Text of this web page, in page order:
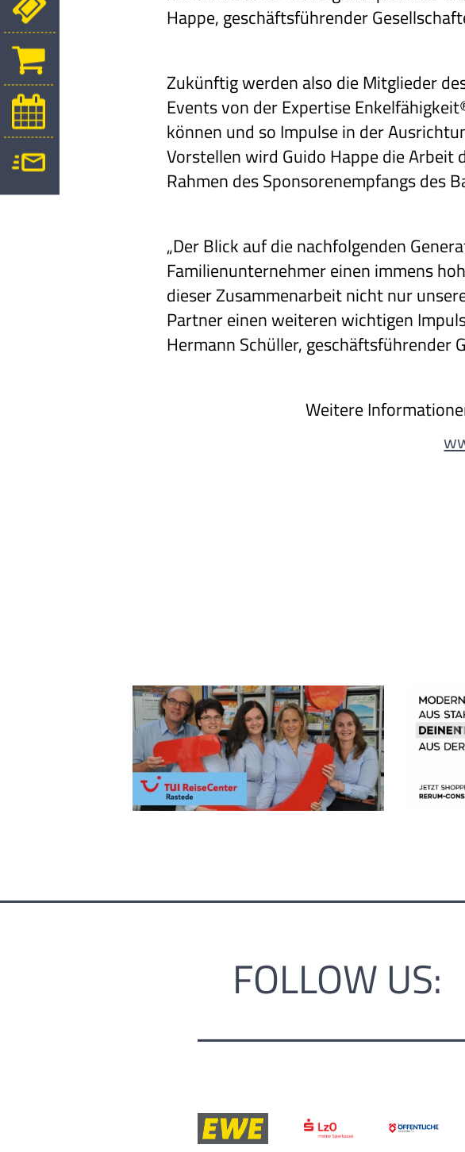
Happe, geschäftsführender
Zukünftig werden also die Mitglieder
Events von der Expertise
können und so Impulse in der
Vorstellen wird Guido Happe die
Rahmen des Sponsorenempfangs des
„Der Blick auf die nachfolgenden
Familienunternehmer einen immens
dieser Zusammenarbeit nicht nur
Partner einen weiteren wichtigen
Hermann Schüller, geschäftsführender
Weitere
FOLLOW US: